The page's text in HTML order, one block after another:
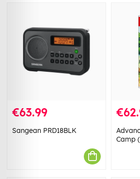
€63.99
Sangean PRD18BLK
Camp